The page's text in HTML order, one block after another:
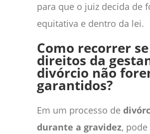
para que o juiz decida de
equitativa e dentro da lei.
Como recorrer
direitos da
divórcio não
garantidos?
Em um processo de
durante a gravidez, pode